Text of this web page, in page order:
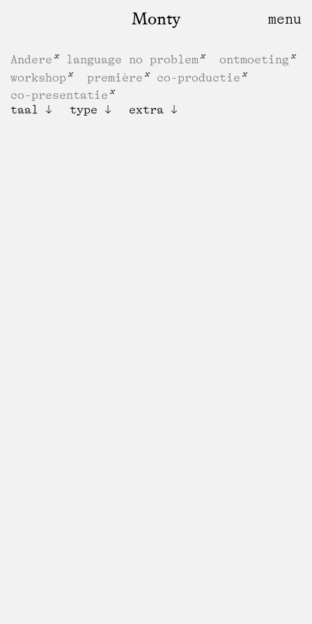
Monty
Andere language no problem
ontmoeting
workshop
première
co-productie
co-presentatie
taal
type extra